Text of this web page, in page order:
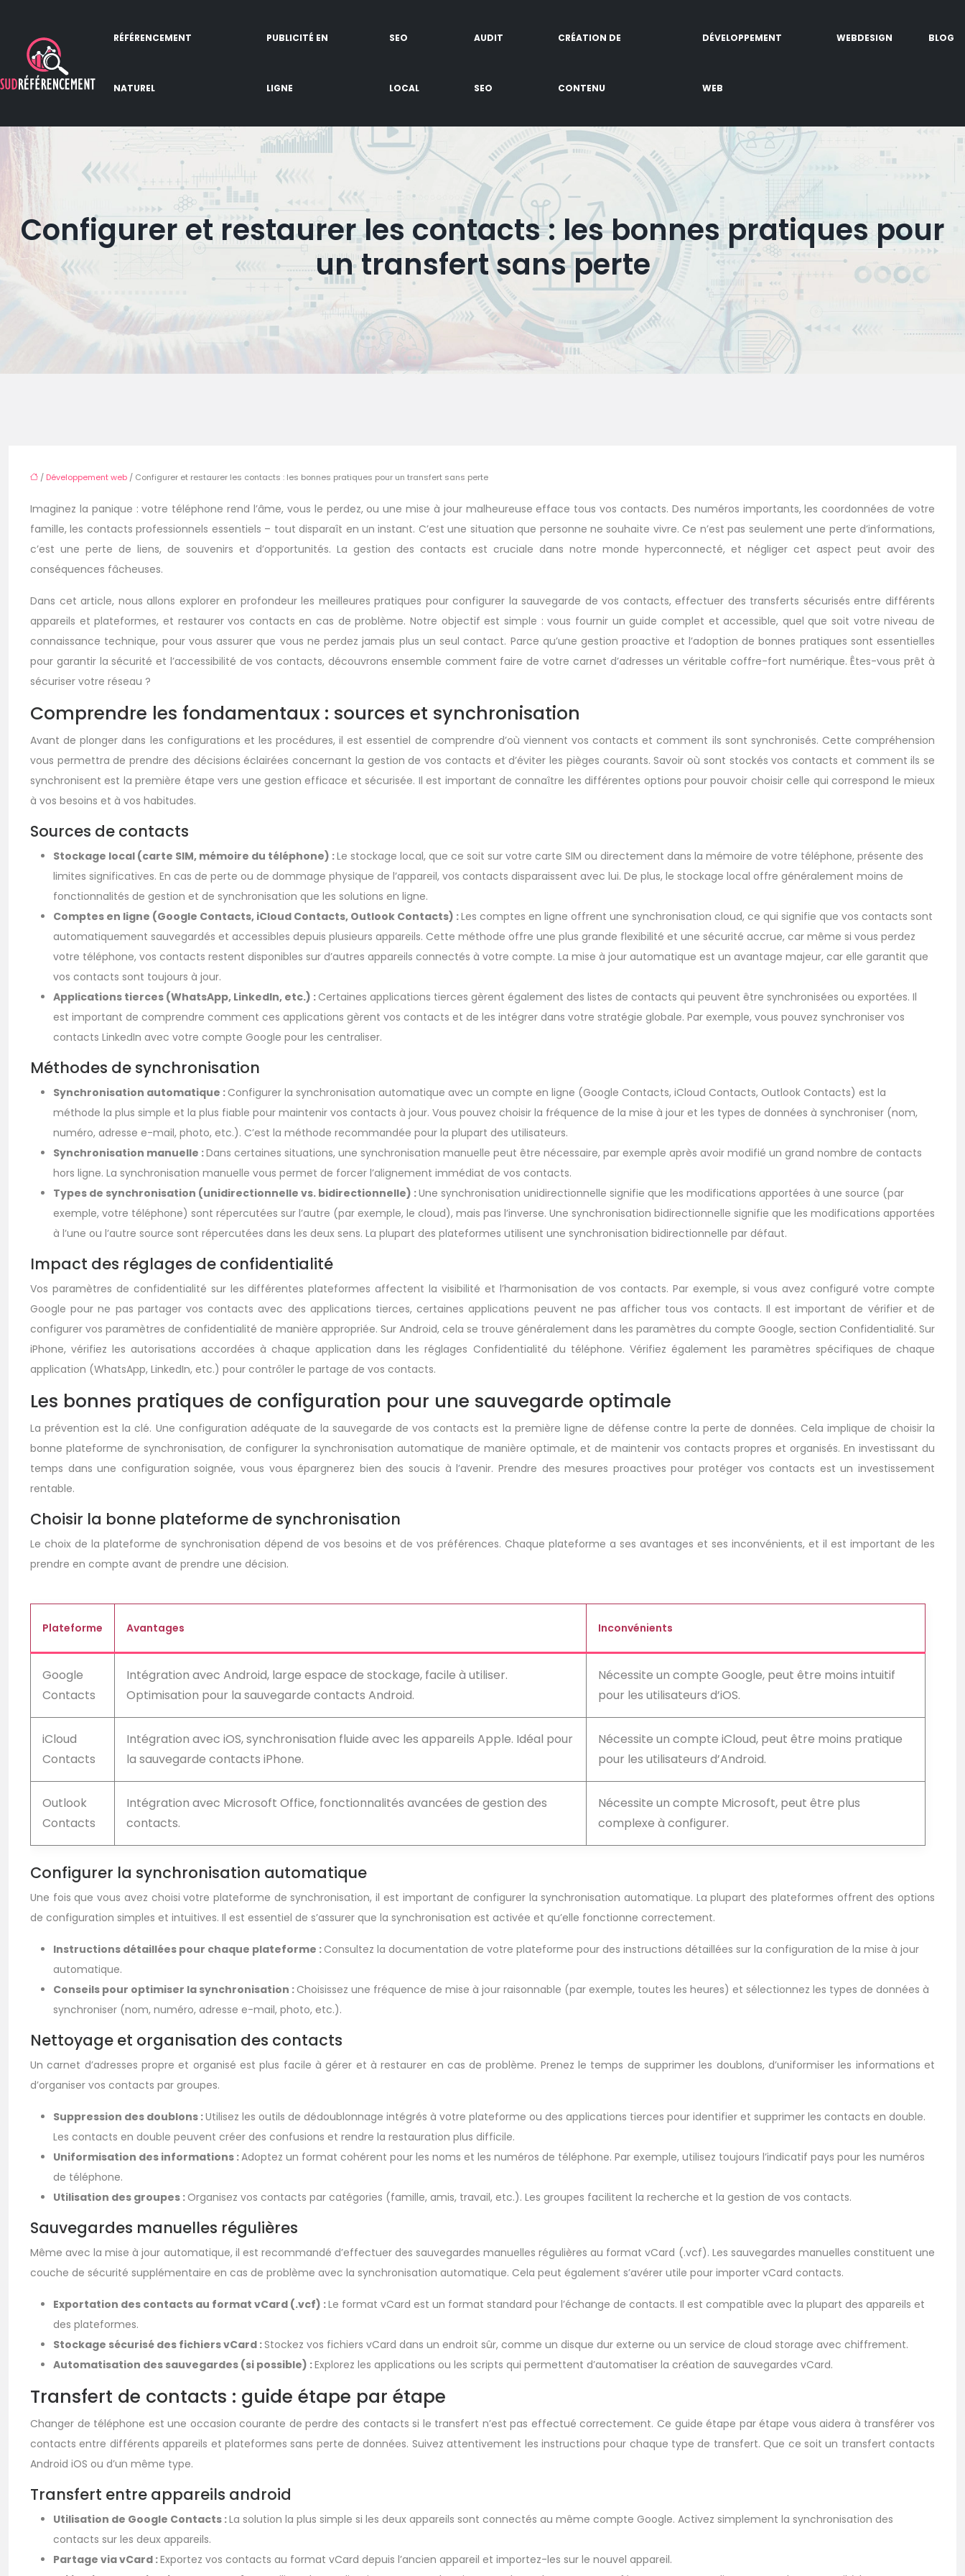
RÉFÉRENCEMENT
NATUREL
PUBLICITÉ EN
LIGNE
SEO
LOCAL
AUDIT
SEO
CRÉATION DE
CONTENU
DÉVELOPPEMENT
WEB
WEBDESIGN BLOG
Configurer et restaurer les contacts : les bonnes pratiques pour
un transfert sans perte
/ Développement web / Configurer et restaurer les contacts : les bonnes pratiques pour un transfert sans perte
Imaginez la panique : votre téléphone rend l’âme, vous le perdez, ou une mise à jour malheureuse efface tous vos contacts. Des numéros importants, les coordonnées de votre
famille, les contacts professionnels essentiels – tout disparaît en un instant. C’est une situation que personne ne souhaite vivre. Ce n’est pas seulement une perte d’informations,
c’est une perte de liens, de souvenirs et d’opportunités. La gestion des contacts est cruciale dans notre monde hyperconnecté, et négliger cet aspect peut avoir des
conséquences fâcheuses.
Dans cet article, nous allons explorer en profondeur les meilleures pratiques pour configurer la sauvegarde de vos contacts, effectuer des transferts sécurisés entre différents
appareils et plateformes, et restaurer vos contacts en cas de problème. Notre objectif est simple : vous fournir un guide complet et accessible, quel que soit votre niveau de
connaissance technique, pour vous assurer que vous ne perdez jamais plus un seul contact. Parce qu’une gestion proactive et l’adoption de bonnes pratiques sont essentielles
pour garantir la sécurité et l’accessibilité de vos contacts, découvrons ensemble comment faire de votre carnet d’adresses un véritable coffre-fort numérique. Êtes-vous prêt à
sécuriser votre réseau ?
Comprendre les fondamentaux : sources et synchronisation
Avant de plonger dans les configurations et les procédures, il est essentiel de comprendre d’où viennent vos contacts et comment ils sont synchronisés. Cette compréhension
vous permettra de prendre des décisions éclairées concernant la gestion de vos contacts et d’éviter les pièges courants. Savoir où sont stockés vos contacts et comment ils se
synchronisent est la première étape vers une gestion efficace et sécurisée. Il est important de connaître les différentes options pour pouvoir choisir celle qui correspond le mieux
à vos besoins et à vos habitudes.
Sources de contacts
Stockage local (carte SIM, mémoire du téléphone) :Le stockage local, que ce soit sur votre carte SIM ou directement dans la mémoire de votre téléphone, présente des
limites significatives. En cas de perte ou de dommage physique de l’appareil, vos contacts disparaissent avec lui. De plus, le stockage local offre généralement moins de
fonctionnalités de gestion et de synchronisation que les solutions en ligne.
Comptes en ligne (Google Contacts, iCloud Contacts, Outlook Contacts) :Les comptes en ligne offrent une synchronisation cloud, ce qui signifie que vos contacts sont
automatiquement sauvegardés et accessibles depuis plusieurs appareils. Cette méthode offre une plus grande flexibilité et une sécurité accrue, car même si vous perdez
votre téléphone, vos contacts restent disponibles sur d’autres appareils connectés à votre compte. La mise à jour automatique est un avantage majeur, car elle garantit que
vos contacts sont toujours à jour.
Applications tierces (WhatsApp, LinkedIn, etc.) : Certaines applications tierces gèrent également des listes de contacts qui peuvent être synchronisées ou exportées. Il
est important de comprendre comment ces applications gèrent vos contacts et de les intégrer dans votre stratégie globale. Par exemple, vous pouvez synchroniser vos
contacts LinkedIn avec votre compte Google pour les centraliser.
Méthodes de synchronisation
Synchronisation automatique : Configurer la synchronisation automatique avec un compte en ligne (Google Contacts, iCloud Contacts, Outlook Contacts) est la
méthode la plus simple et la plus fiable pour maintenir vos contacts à jour. Vous pouvez choisir la fréquence de la mise à jour et les types de données à synchroniser (nom,
numéro, adresse e-mail, photo, etc.). C’est la méthode recommandée pour la plupart des utilisateurs.
Synchronisation manuelle :Dans certaines situations, une synchronisation manuelle peut être nécessaire, par exemple après avoir modifié un grand nombre de contacts
hors ligne. La synchronisation manuelle vous permet de forcer l’alignement immédiat de vos contacts.
Types de synchronisation (unidirectionnelle vs. bidirectionnelle) :Une synchronisation unidirectionnelle signifie que les modifications apportées à une source (par
exemple, votre téléphone) sont répercutées sur l’autre (par exemple, le cloud), mais pas l’inverse. Une synchronisation bidirectionnelle signifie que les modifications apportées
à l’une ou l’autre source sont répercutées dans les deux sens. La plupart des plateformes utilisent une synchronisation bidirectionnelle par défaut.
Impact des réglages de confidentialité
Vos paramètres de confidentialité sur les différentes plateformes affectent la visibilité et l’harmonisation de vos contacts. Par exemple, si vous avez configuré votre compte
Google pour ne pas partager vos contacts avec des applications tierces, certaines applications peuvent ne pas afficher tous vos contacts. Il est important de vérifier et de
configurer vos paramètres de confidentialité de manière appropriée. Sur Android, cela se trouve généralement dans les paramètres du compte Google, section Confidentialité. Sur
iPhone, vérifiez les autorisations accordées à chaque application dans les réglages Confidentialité du téléphone. Vérifiez également les paramètres spécifiques de chaque
application (WhatsApp, LinkedIn, etc.) pour contrôler le partage de vos contacts.
Les bonnes pratiques de configuration pour une sauvegarde optimale
La prévention est la clé. Une configuration adéquate de la sauvegarde de vos contacts est la première ligne de défense contre la perte de données. Cela implique de choisir la
bonne plateforme de synchronisation, de configurer la synchronisation automatique de manière optimale, et de maintenir vos contacts propres et organisés. En investissant du
temps dans une configuration soignée, vous vous épargnerez bien des soucis à l’avenir. Prendre des mesures proactives pour protéger vos contacts est un investissement
rentable.
Choisir la bonne plateforme de synchronisation
Le choix de la plateforme de synchronisation dépend de vos besoins et de vos préférences. Chaque plateforme a ses avantages et ses inconvénients, et il est important de les
prendre en compte avant de prendre une décision.
Plateforme Avantages Inconvénients
Google
Contacts
Intégration avec Android, large espace de stockage, facile à utiliser.
Optimisation pour la sauvegarde contacts Android.
Nécessite un compte Google, peut être moins intuitif
pour les utilisateurs d’iOS.
iCloud
Contacts
Intégration avec iOS, synchronisation fluide avec les appareils Apple. Idéal pour
la sauvegarde contacts iPhone.
Nécessite un compte iCloud, peut être moins pratique
pour les utilisateurs d’Android.
Outlook
Contacts
Intégration avec Microsoft Office, fonctionnalités avancées de gestion des
contacts.
Nécessite un compte Microsoft, peut être plus
complexe à configurer.
Configurer la synchronisation automatique
Une fois que vous avez choisi votre plateforme de synchronisation, il est important de configurer la synchronisation automatique. La plupart des plateformes offrent des options
de configuration simples et intuitives. Il est essentiel de s’assurer que la synchronisation est activée et qu’elle fonctionne correctement.
Instructions détaillées pour chaque plateforme : Consultez la documentation de votre plateforme pour des instructions détaillées sur la configuration de la mise à jour
automatique.
Conseils pour optimiser la synchronisation : Choisissez une fréquence de mise à jour raisonnable (par exemple, toutes les heures) et sélectionnez les types de données à
synchroniser (nom, numéro, adresse e-mail, photo, etc.).
Nettoyage et organisation des contacts
Un carnet d’adresses propre et organisé est plus facile à gérer et à restaurer en cas de problème. Prenez le temps de supprimer les doublons, d’uniformiser les informations et
d’organiser vos contacts par groupes.
Suppression des doublons :Utilisez les outils de dédoublonnage intégrés à votre plateforme ou des applications tierces pour identifier et supprimer les contacts en double.
Les contacts en double peuvent créer des confusions et rendre la restauration plus difficile.
Uniformisation des informations :Adoptez un format cohérent pour les noms et les numéros de téléphone. Par exemple, utilisez toujours l’indicatif pays pour les numéros
de téléphone.
Utilisation des groupes : Organisez vos contacts par catégories (famille, amis, travail, etc.). Les groupes facilitent la recherche et la gestion de vos contacts.
Sauvegardes manuelles régulières
Même avec la mise à jour automatique, il est recommandé d’effectuer des sauvegardes manuelles régulières au format vCard (.vcf). Les sauvegardes manuelles constituent une
couche de sécurité supplémentaire en cas de problème avec la synchronisation automatique. Cela peut également s’avérer utile pour importer vCard contacts.
Exportation des contacts au format vCard (.vcf) :Le format vCard est un format standard pour l’échange de contacts. Il est compatible avec la plupart des appareils et
des plateformes.
Stockage sécurisé des fichiers vCard :Stockez vos fichiers vCard dans un endroit sûr, comme un disque dur externe ou un service de cloud storage avec chiffrement.
Automatisation des sauvegardes (si possible) :Explorez les applications ou les scripts qui permettent d’automatiser la création de sauvegardes vCard.
Transfert de contacts : guide étape par étape
Changer de téléphone est une occasion courante de perdre des contacts si le transfert n’est pas effectué correctement. Ce guide étape par étape vous aidera à transférer vos
contacts entre différents appareils et plateformes sans perte de données. Suivez attentivement les instructions pour chaque type de transfert. Que ce soit un transfert contacts
Android iOS ou d’un même type.
Transfert entre appareils android
Utilisation de Google Contacts :La solution la plus simple si les deux appareils sont connectés au même compte Google. Activez simplement la synchronisation des
contacts sur les deux appareils.
Partage via vCard :Exportez vos contacts au format vCard depuis l’ancien appareil et importez-les sur le nouvel appareil.